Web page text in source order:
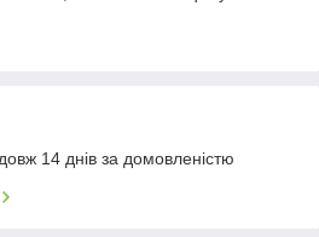
14 днів за домовленістю